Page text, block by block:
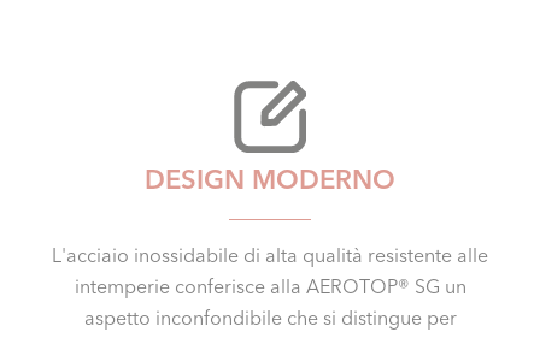
DESIGN MODERNO
L'acciaio inossidabile di alta qualità resistente alle
intemperie conferisce alla AEROTOP® SG un
aspetto inconfondibile che si distingue per